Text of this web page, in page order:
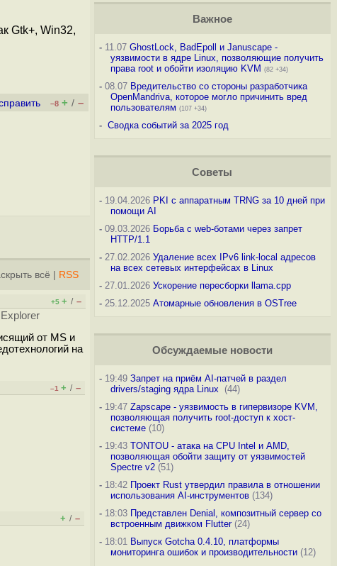
Gtk+, Win32,
–8 + / –
всё RSS
+5 + / –
от MS и
на
–1 + / –
+ / –
Важное
-11.07 GhostLock, BadEpoll и Januscape -
уязвимости в ядре Linux, позволяющие получить
права root и обойти изоляцию KVM (82 +34)
-08.07 Вредительство со стороны разработчика
OpenMandriva, которое могло причинить вред
пользователям (107 +34)
- Сводка событий за 2025 год
Советы
-19.04.2026 PKI с аппаратным TRNG за 10 дней при
помощи AI
-09.03.2026 Борьба с web-ботами через запрет
HTTP/1.1
-27.02.2026 Удаление всех IPv6 link-local адресов
на всех сетевых интерфейсах в Linux
-27.01.2026 Ускорение пересборки llama.cpp
-25.12.2025 Атомарные обновления в OSTree
Обсуждаемые новости
-19:49 Запрет на приём AI-патчей в раздел
drivers/staging ядра Linux
(44)
-19:47 Zapscape - уязвимость в гипервизоре KVM,
позволяющая получить root-доступ к хост-
системе(10)
-19:43 TONTOU - атака на CPU Intel и AMD,
позволяющая обойти защиту от уязвимостей
Spectre v2(51)
-18:42 Проект Rust утвердил правила в отношении
использования AI-инструментов(134)
-18:03 Представлен Denial, композитный сервер со
встроенным движком Flutter(24)
-18:01 Выпуск Gotcha 0.4.10, платформы
мониторинга ошибок и производительности(12)